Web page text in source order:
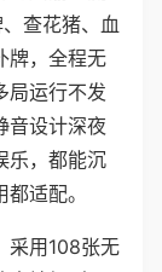
查花猪、血
牌，全程无
局运行不发
音设计深夜
乐，都能沉
适配。
采用108张无